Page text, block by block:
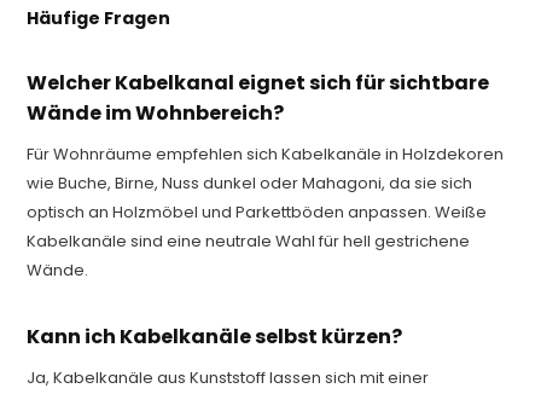
Häufige Fragen
Welcher Kabelkanal eignet sich für sichtbare
Wände im Wohnbereich?
Für Wohnräume empfehlen sich Kabelkanäle in Holzdekoren
wie Buche, Birne, Nuss dunkel oder Mahagoni, da sie sich
optisch an Holzmöbel und Parkettböden anpassen. Weiße
Kabelkanäle sind eine neutrale Wahl für hell gestrichene
Wände.
Kann ich Kabelkanäle selbst kürzen?
Ja, Kabelkanäle aus Kunststoff lassen sich mit einer